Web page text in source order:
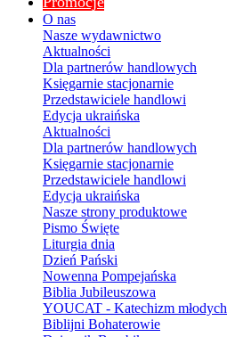
O nas
Nasze wydawnictwo
Aktualności
Dla partnerów handlowych
Księgarnie stacjonarnie
Przedstawiciele handlowi
Edycja ukraińska
Aktualności
Dla partnerów handlowych
Księgarnie stacjonarnie
Przedstawiciele handlowi
Edycja ukraińska
Nasze strony produktowe
Pismo Święte
Liturgia dnia
Dzień Pański
Nowenna Pompejańska
Biblia Jubileuszowa
YOUCAT - Katechizm młodych
Biblijni Bohaterowie